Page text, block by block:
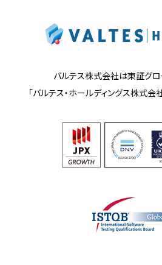
バルテス株式会社は東証グ
「バルテス・ホールディングス株式会